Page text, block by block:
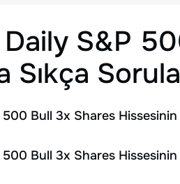
S&P
Sıkça
Bull 3x Shares
Bull 3x Shares